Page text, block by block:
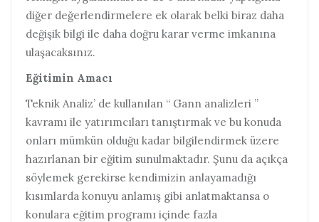
diğer değerlendirmelere ek olarak belki biraz daha
değişik bilgi ile daha doğru karar verme imkanına
ulaşacaksınız.
Eğitimin Amacı
Teknik Analiz’ de kullanılan “ Gann analizleri ”
kavramı ile yatırımcıları tanıştırmak ve bu konuda
onları mümkün olduğu kadar bilgilendirmek üzere
hazırlanan bir eğitim sunulmaktadır. Şunu da açıkça
söylemek gerekirse kendimizin anlayamadığı
kısımlarda konuyu anlamış gibi anlatmaktansa o
konulara eğitim programı içinde fazla